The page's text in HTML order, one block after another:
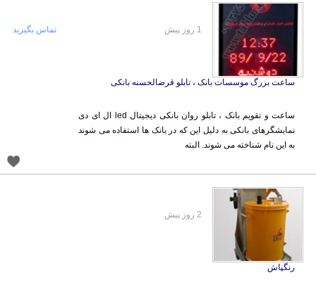
ساعت بزرگ موسسات بانک ، تابلو قرضالحسنه بانکی
ساعت و تقویم بانک ، تابلو روان بانکی دیجیتال led ال ای دی
نمایشگرهای بانکی به دلیل این که در بانک ها استفاده می شوند
به این نام شناخته می شوند. البته
1 روز پیش تماس بگیرید
رنگپاش
2 روز پیش